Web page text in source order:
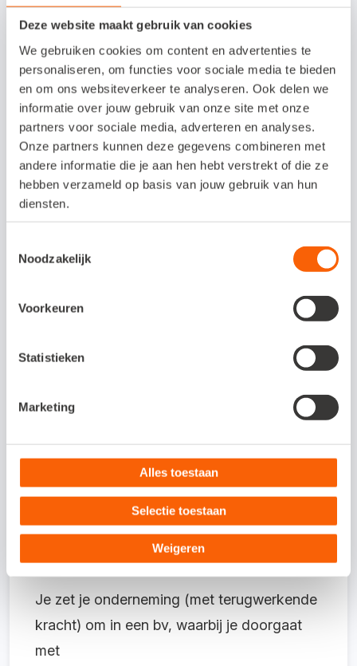
Deze website maakt gebruik van cookies
We gebruiken cookies om content en advertenties te
personaliseren, om functies voor sociale media te bieden
en om ons websiteverkeer te analyseren. Ook delen we
informatie over jouw gebruik van onze site met onze
partners voor sociale media, adverteren en analyses.
Onze partners kunnen deze gegevens combineren met
andere informatie die je aan hen hebt verstrekt of die ze
hebben verzameld op basis van jouw gebruik van hun
diensten.
Noodzakelijk
Voorkeuren
Statistieken
Marketing
Alles toestaan
Selectie toestaan
Weigeren
Ruisende inbreng
Je zet je onderneming (met terugwerkende
kracht) om in een bv en vervolgt je
onderneming met nieuwe boekwaarden op
de balans. Je verkoopt je eenmanszaak
eigenlijk tegen de marktwaarde aan je bv.
Een ruisende inbreng is vooral interessant
te verkopen.
Belastingdienst waarin je laat weten dat je
Dit kun je zelf doen of samen met een
naar de notaris, die een akte van inbreng
die van je eenmanszaak overgaan naar je
bv. De notaris schrijft je bv bij de KVK in en
schrijft je eenmanszaak uit.
Geruisloze omzetting
Je zet je onderneming (met terugwerkende
kracht) om in een bv, waarbij je doorgaat
met